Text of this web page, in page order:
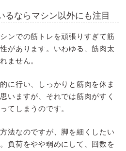
ならマシン以外にも注目
ンでの筋トレを頑張りすぎて筋
があります。いわゆる、筋肉太
ません。
に行い、しっかりと筋肉を休ま
いますが、それでは筋肉がすく
てしまうのです。
法なのですが、脚を細くしたい
負荷をやや弱めにして、回数を